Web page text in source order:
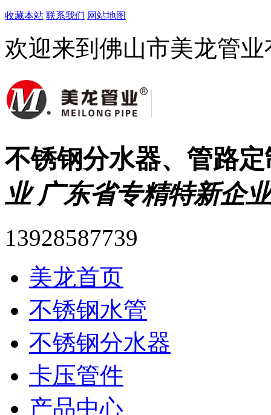
收藏本站 联系我们 网站地图
欢迎来到佛山市美龙管
不锈钢分水器、管路
业 广东省专精特新企
13928587739
美龙首页
不锈钢水管
不锈钢分水器
卡压管件
产品中心